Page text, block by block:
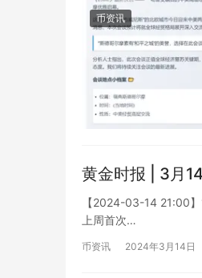
币资讯
黄金时报 | 3月
【2024-03-14 21:00
上周首次…
币资讯 2024年3月14日